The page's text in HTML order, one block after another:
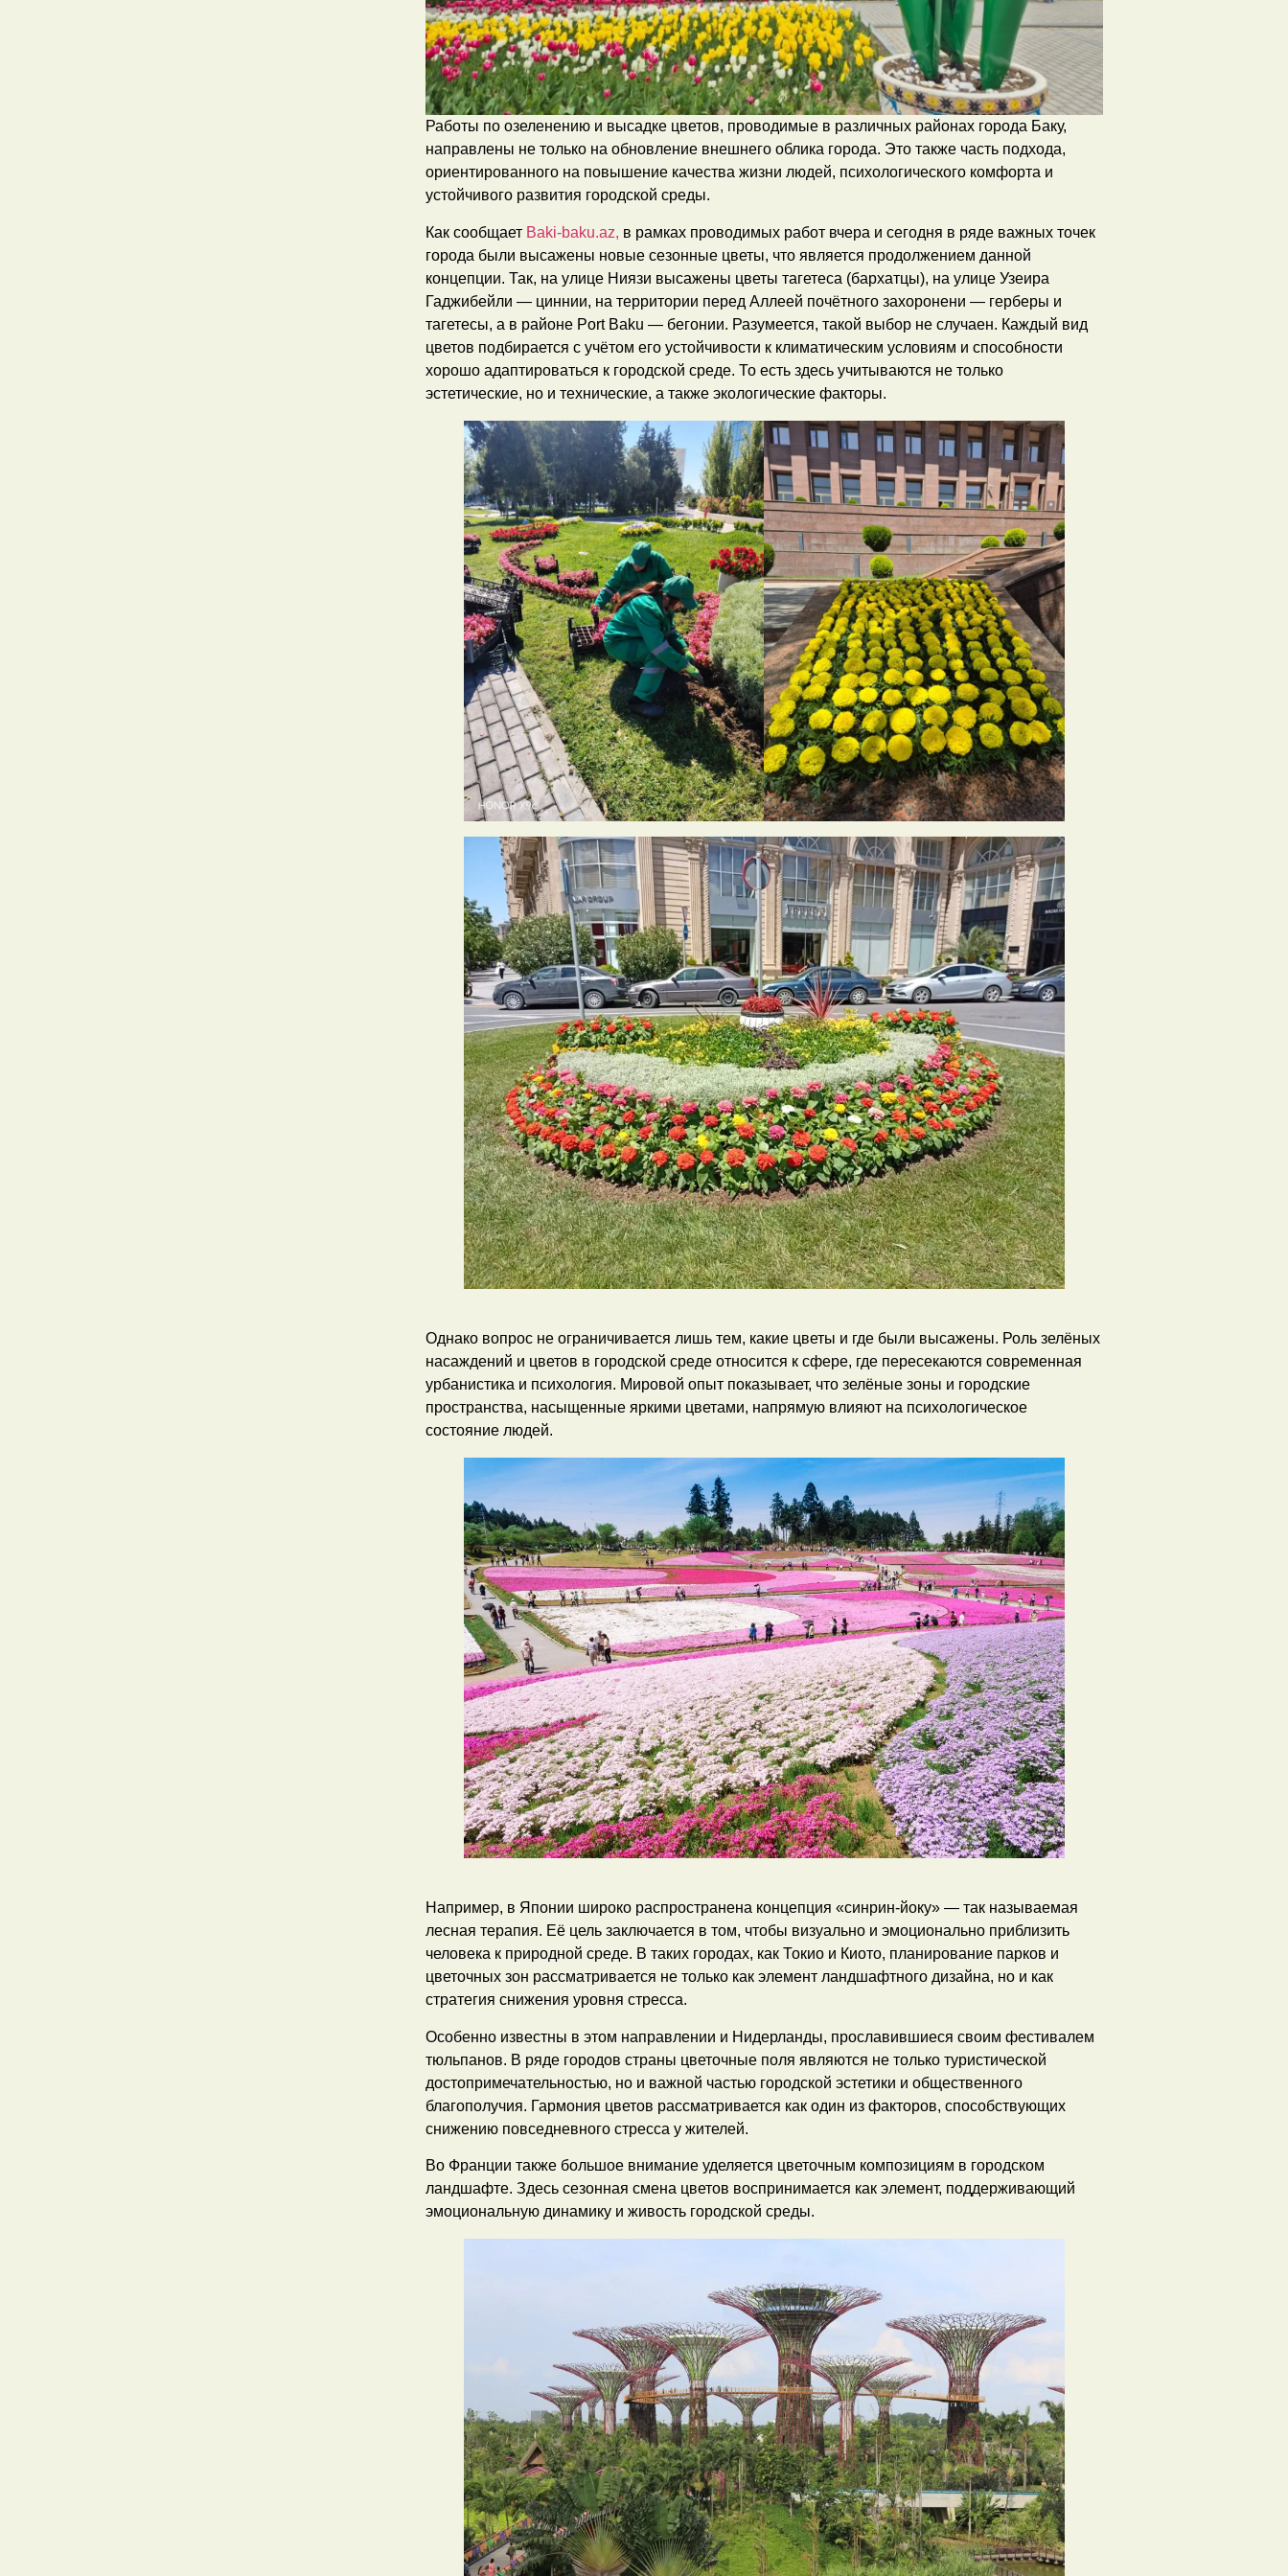
Работы по озеленению и высадке цветов, проводимые в различных районах города Баку,
направлены не только на обновление внешнего облика города. Это также часть подхода,
ориентированного на повышение качества жизни людей, психологического комфорта и
устойчивого развития городской среды.
Как сообщает Baki-baku.az, в рамках проводимых работ вчера и сегодня в ряде важных точек
города были высажены новые сезонные цветы, что является продолжением данной
концепции. Так, на улице Ниязи высажены цветы тагетеса (бархатцы), на улице Узеира
Гаджибейли — циннии, на территории перед Аллеей почётного захоронени — герберы и
тагетесы, а в районе Port Baku — бегонии. Разумеется, такой выбор не случаен. Каждый вид
цветов подбирается с учётом его устойчивости к климатическим условиям и способности
хорошо адаптироваться к городской среде. То есть здесь учитываются не только
эстетические, но и технические, а также экологические факторы.
Однако вопрос не ограничивается лишь тем, какие цветы и где были высажены. Роль зелёных
насаждений и цветов в городской среде относится к сфере, где пересекаются современная
урбанистика и психология. Мировой опыт показывает, что зелёные зоны и городские
пространства, насыщенные яркими цветами, напрямую влияют на психологическое
состояние людей.
Например, в Японии широко распространена концепция «синрин-йоку» — так называемая
лесная терапия. Её цель заключается в том, чтобы визуально и эмоционально приблизить
человека к природной среде. В таких городах, как Токио и Киото, планирование парков и
цветочных зон рассматривается не только как элемент ландшафтного дизайна, но и как
стратегия снижения уровня стресса.
Особенно известны в этом направлении и Нидерланды, прославившиеся своим фестивалем
тюльпанов. В ряде городов страны цветочные поля являются не только туристической
достопримечательностью, но и важной частью городской эстетики и общественного
благополучия. Гармония цветов рассматривается как один из факторов, способствующих
снижению повседневного стресса у жителей.
Во Франции также большое внимание уделяется цветочным композициям в городском
ландшафте. Здесь сезонная смена цветов воспринимается как элемент, поддерживающий
эмоциональную динамику и живость городской среды.